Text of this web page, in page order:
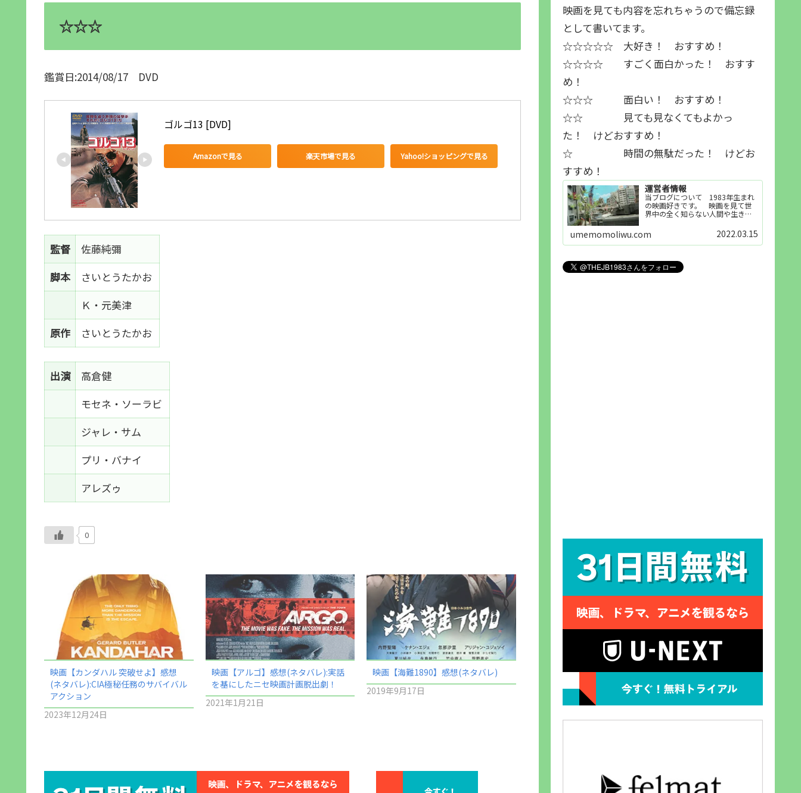
☆☆☆
鑑賞日:2014/08/17 DVD
ゴルゴ13 [DVD]
Amazonで見る 楽天市場で見る Yahoo!ショッピングで見る
監督
佐藤純彌
脚本
さいとうたかお
Ｋ・元美津
原作
さいとうたかお
出演
高倉健
モセネ・ソーラビ
ジャレ・サム
プリ・バナイ
アレズゥ
0
映画【カンダハル 突破せよ】感想
(ネタバレ):CIA極秘任務のサバイバル
アクション
2023年12月24日
映画【アルゴ】感想(ネタバレ):実話
を基にしたニセ映画計画脱出劇！
2021年1月21日
映画【海難1890】感想(ネタバレ)
2019年9月17日
映画を見ても内容を忘れちゃうので備忘録
として書いてます。
☆☆☆☆☆ 大好き！ おすすめ！
☆☆☆☆ すごく面白かった！ おすす
め！
☆☆☆ 面白い！ おすすめ！
☆☆ 見ても見なくてもよかっ
た！ けどおすすめ！
☆ 時間の無駄だった！ けどお
すすめ！
運営者情報
当ブログについて 1983年生まれ
の映画好きです。 映画を見て世
界中の全く知らない人間や生き物
世界知らない世界に触れることが
好きで映画を見てます。「映画を
見られれば幸福度を高い」とわか
umemomoliwu.com 2022.03.15